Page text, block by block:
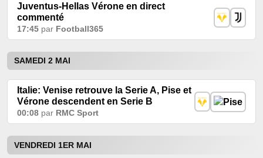
Juventus-Hellas Vérone en direct
commenté
17:45 par Football365
SAMEDI 2 MAI
Italie: Venise retrouve la Serie A, Pise et
Vérone descendent en Serie B
00:08 par RMC Sport
VENDREDI 1ER MAI